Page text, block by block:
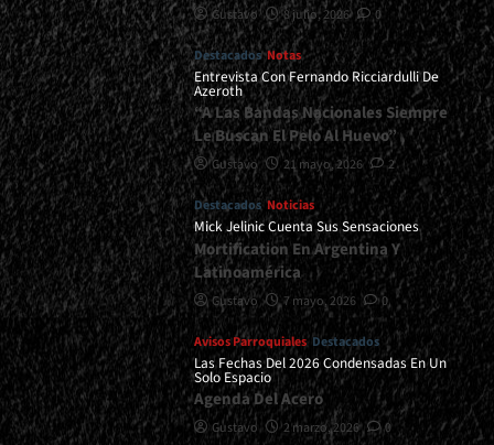
Gustavo 8 julio, 2026 0
Destacados Notas
Entrevista Con Fernando Ricciardulli De
Azeroth
“A Las Bandas Nacionales Siempre
Le Buscan El Pelo Al Huevo”
Gustavo 21 mayo, 2026 2
Destacados Noticias
Mick Jelinic Cuenta Sus Sensaciones
Mortification En Argentina Y
Latinoamérica
Gustavo 7 mayo, 2026 0
Avisos Parroquiales Destacados
Las Fechas Del 2026 Condensadas En Un
Solo Espacio
Agenda Del Acero
Gustavo 2 marzo, 2026 0